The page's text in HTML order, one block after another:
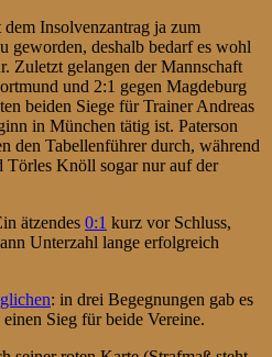
Insolvenzantrag ja zum
geworden, deshalb bedarf es wohl
Zuletzt gelangen der Mannschaft
und 2:1 gegen Magdeburg
beiden Siege für Trainer Andreas
in München tätig ist. Paterson
den Tabellenführer durch, während
Knöll sogar nur auf der
ätzendes 0:1 kurz vor Schluss,
Unterzahl lange erfolgreich
: in drei Begegnungen gab es
Sieg für beide Vereine.